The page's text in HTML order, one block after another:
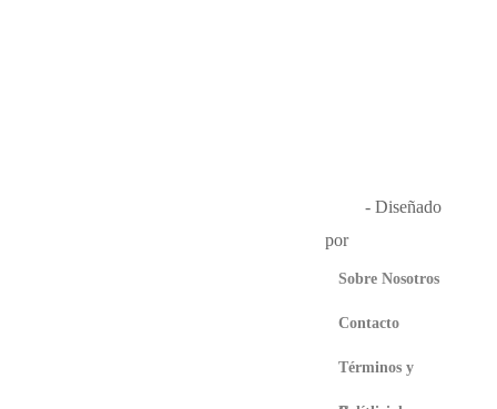
- Diseñado
por
Sobre Nosotros
Contacto
Términos y